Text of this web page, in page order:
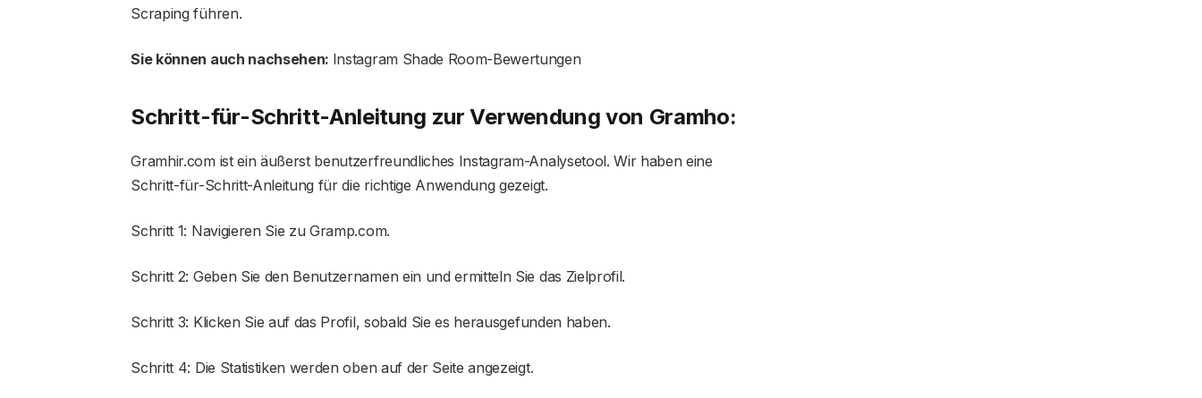
Scraping führen.
Sie können auch nachsehen: Instagram Shade Room-Bewertungen
Schritt-für-Schritt-Anleitung zur Verwendung von Gramho:
Gramhir.com ist ein äußerst benutzerfreundliches Instagram-Analysetool. Wir haben eine
Schritt-für-Schritt-Anleitung für die richtige Anwendung gezeigt.
Schritt 1: Navigieren Sie zu Gramp.com.
Schritt 2: Geben Sie den Benutzernamen ein und ermitteln Sie das Zielprofil.
Schritt 3: Klicken Sie auf das Profil, sobald Sie es herausgefunden haben.
Schritt 4: Die Statistiken werden oben auf der Seite angezeigt.